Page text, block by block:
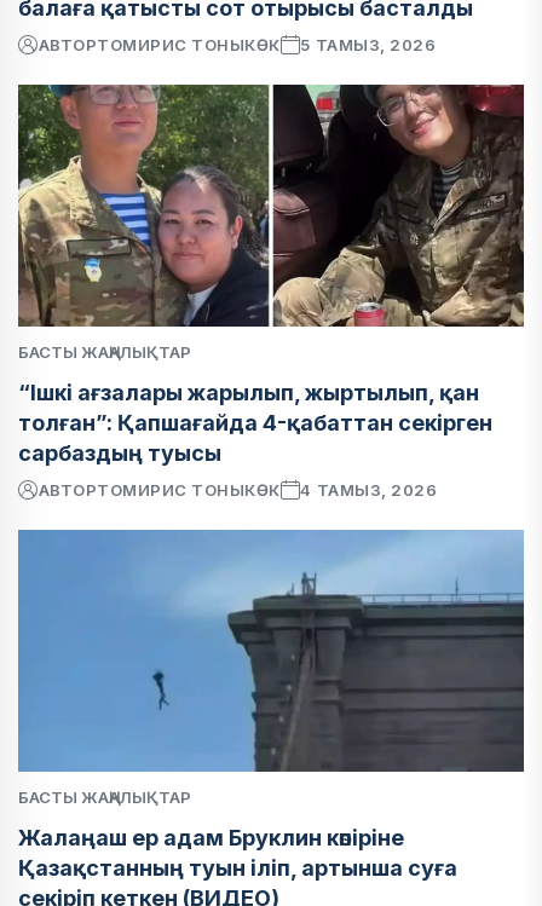
балаға қатысты сот отырысы басталды
АВТОРТОМИРИС ТОНЫКӨК 5 ТАМЫЗ, 2026
БАСТЫ ЖАҢАЛЫҚТАР
“Ішкі ағзалары жарылып, жыртылып, қан
толған”: Қапшағайда 4-қабаттан секірген
сарбаздың туысы
АВТОРТОМИРИС ТОНЫКӨК 4 ТАМЫЗ, 2026
БАСТЫ ЖАҢАЛЫҚТАР
Жалаңаш ер адам Бруклин көпіріне
Қазақстанның туын іліп, артынша суға
секіріп кеткен (ВИДЕО)